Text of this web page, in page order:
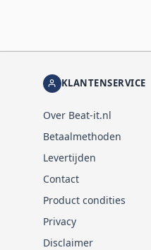
KLANTENSERVICE
Over Beat-it.nl
Betaalmethoden
Levertijden
Contact
Product condities
Privacy
Disclaimer